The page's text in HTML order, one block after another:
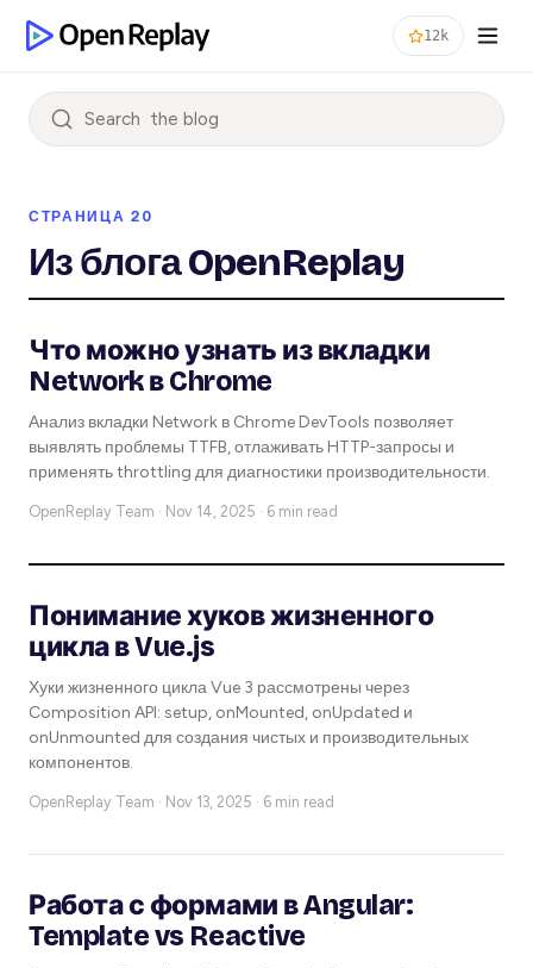
12k
Search
СТРАНИЦА 20
Из блога OpenReplay
Что можно узнать из вкладки
Network в Chrome
Анализ вкладки Network в Chrome DevTools позволяет
выявлять проблемы TTFB, отлаживать HTTP-запросы и
применять throttling для диагностики производительности.
OpenReplay Team · Nov 14, 2025 · 6 min read
Понимание хуков жизненного
цикла в Vue.js
Хуки жизненного цикла Vue 3 рассмотрены через
Composition API: setup, onMounted, onUpdated и
onUnmounted для создания чистых и производительных
компонентов.
OpenReplay Team · Nov 13, 2025 · 6 min read
Работа с формами в Angular:
Template vs Reactive